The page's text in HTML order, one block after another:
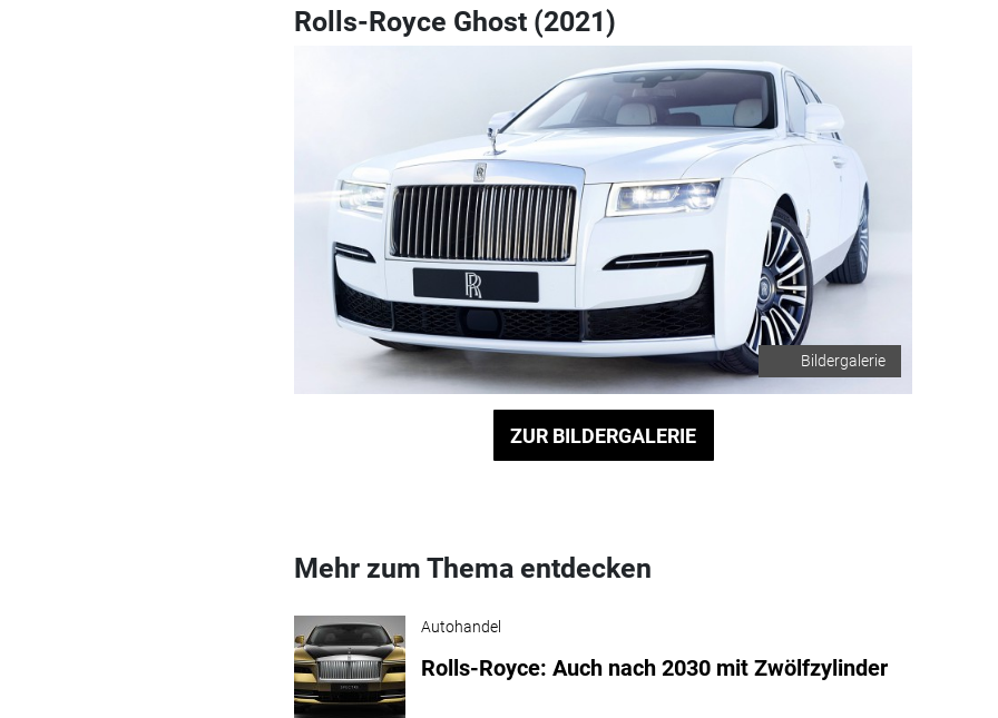
Rolls-Royce Ghost (2021)
Bildergalerie
ZUR BILDERGALERIE
Mehr zum Thema entdecken
Autohandel
Rolls-Royce: Auch nach 2030 mit Zwölfzylinder